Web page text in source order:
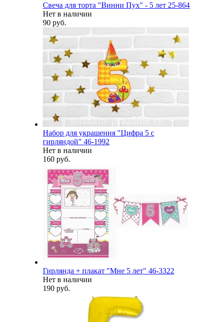
Свеча для торта "Винни Пух" - 5 лет 25-864
Нет в наличии
90 руб.
Набор для украшения "Цифра 5 с
гирляндой" 46-1992
Нет в наличии
160 руб.
Гирлянда + плакат "Мне 5 лет" 46-3322
Нет в наличии
190 руб.